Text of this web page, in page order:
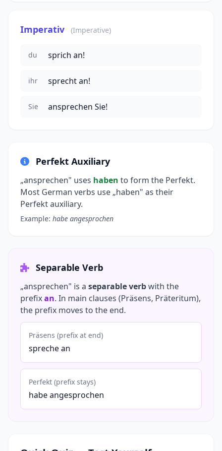
Imperativ (Imperative)
du sprich an!
ihr sprecht an!
Sie ansprechen Sie!
Perfekt Auxiliary
„ansprechen" uses haben to form the Perfekt.
Most German verbs use „haben" as their
Perfekt auxiliary.
Example: habe angesprochen
Separable Verb
„ansprechen" is a separable verbwith the
prefixan. In main clauses (Präsens, Präteritum),
the prefix moves to the end.
Präsens (prefix at end)
spreche an
Perfekt (prefix stays)
habe angesprochen